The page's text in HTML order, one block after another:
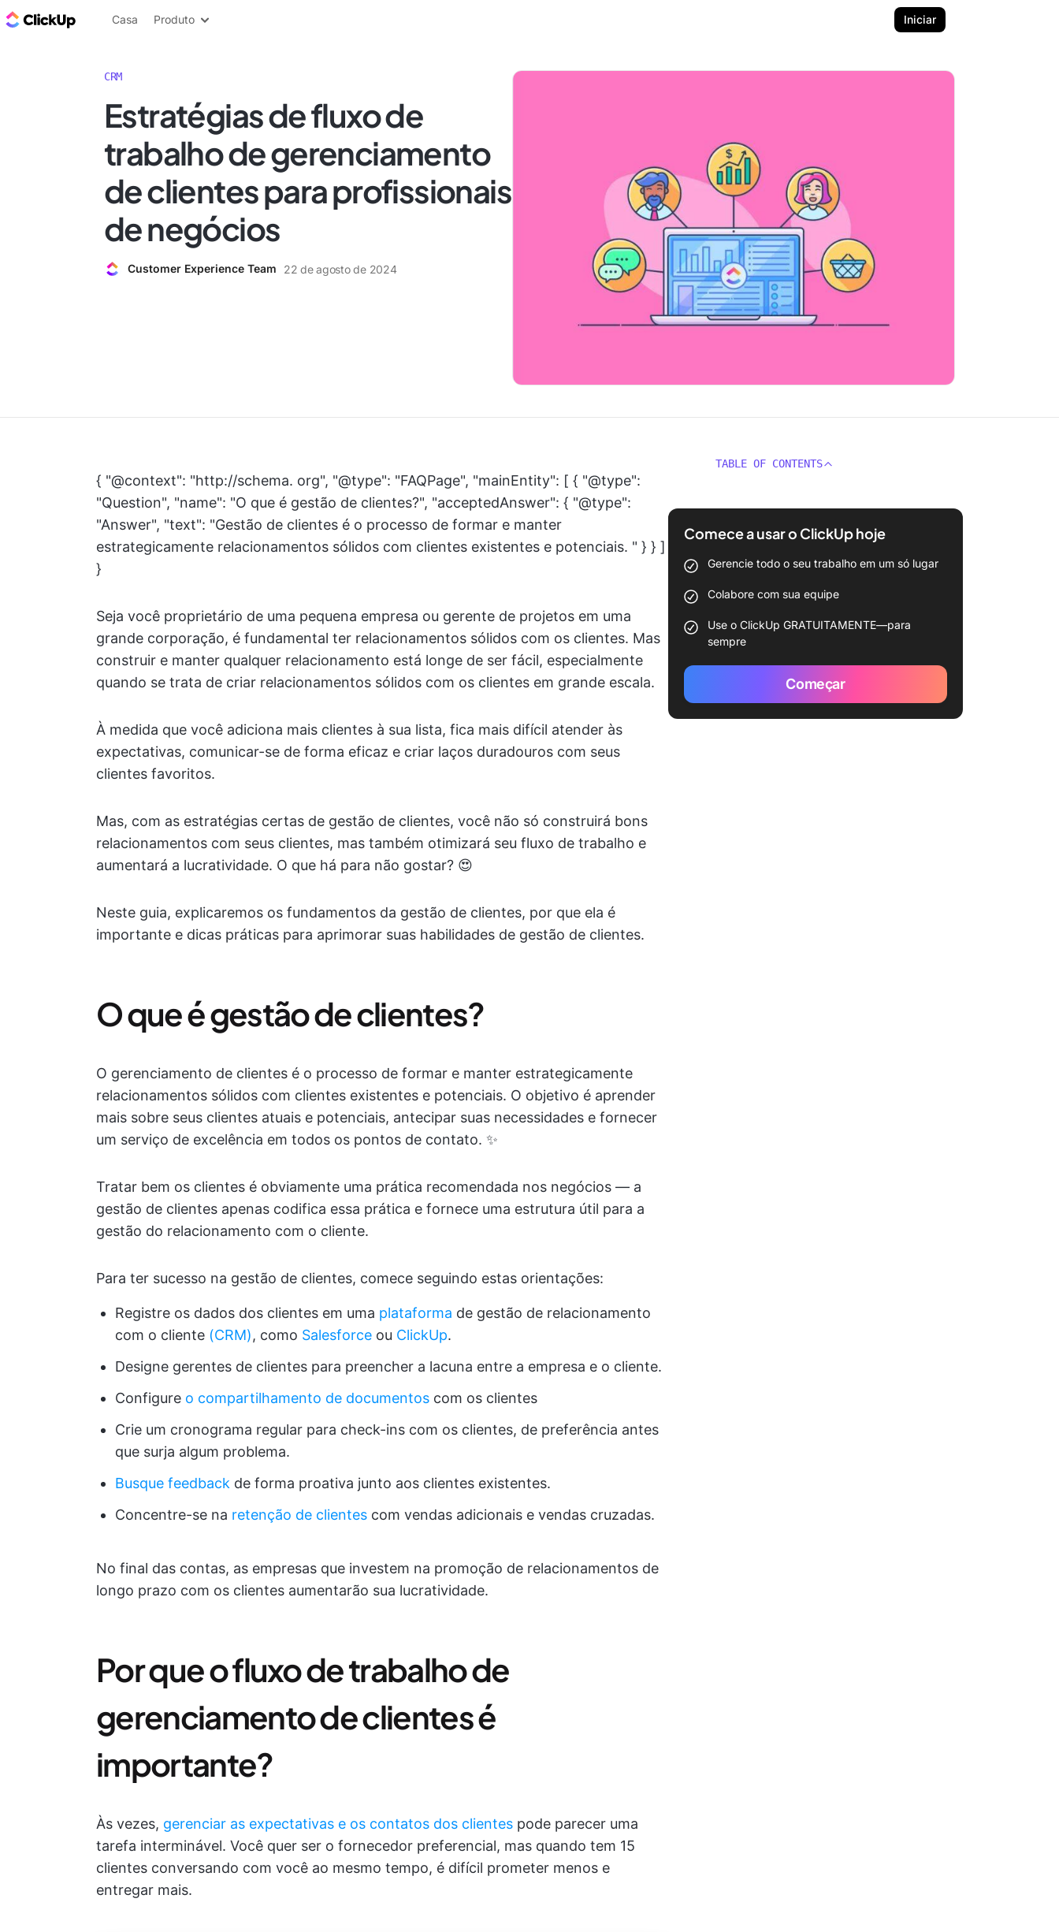
ClickUp Blogue
Casa Produto Iniciar
CRM
Estratégias de fluxo de
trabalho de gerenciamento
de clientes para profissionais
de negócios
Customer Experience Team 22 de agosto de 2024
{ "@context": "http://schema. org", "@type": "FAQPage", "mainEntity": [ { "@type":
"Question", "name": "O que é gestão de clientes?", "acceptedAnswer": { "@type":
"Answer", "text": "Gestão de clientes é o processo de formar e manter
estrategicamente relacionamentos sólidos com clientes existentes e potenciais. " } } ]
}
Seja você proprietário de uma pequena empresa ou gerente de projetos em uma
grande corporação, é fundamental ter relacionamentos sólidos com os clientes. Mas
construir e manter qualquer relacionamento está longe de ser fácil, especialmente
quando se trata de criar relacionamentos sólidos com os clientes em grande escala.
À medida que você adiciona mais clientes à sua lista, fica mais difícil atender às
expectativas, comunicar-se de forma eficaz e criar laços duradouros com seus
clientes favoritos.
Mas, com as estratégias certas de gestão de clientes, você não só construirá bons
relacionamentos com seus clientes, mas também otimizará seu fluxo de trabalho e
aumentará a lucratividade. O que há para não gostar? 😍
Neste guia, explicaremos os fundamentos da gestão de clientes, por que ela é
importante e dicas práticas para aprimorar suas habilidades de gestão de clientes.
O que é gestão de clientes?
O gerenciamento de clientes é o processo de formar e manter estrategicamente
relacionamentos sólidos com clientes existentes e potenciais. O objetivo é aprender
mais sobre seus clientes atuais e potenciais, antecipar suas necessidades e fornecer
um serviço de excelência em todos os pontos de contato. ✨
Tratar bem os clientes é obviamente uma prática recomendada nos negócios — a
gestão de clientes apenas codifica essa prática e fornece uma estrutura útil para a
gestão do relacionamento com o cliente.
Para ter sucesso na gestão de clientes, comece seguindo estas orientações:
Registre os dados dos clientes em uma plataforma de gestão de relacionamento
com o cliente (CRM), como Salesforce ou ClickUp.
Designe gerentes de clientes para preencher a lacuna entre a empresa e o cliente.
Configure o compartilhamento de documentos com os clientes
Crie um cronograma regular para check-ins com os clientes, de preferência antes
que surja algum problema.
Busque feedback de forma proativa junto aos clientes existentes.
Concentre-se na retenção de clientes com vendas adicionais e vendas cruzadas.
No final das contas, as empresas que investem na promoção de relacionamentos de
longo prazo com os clientes aumentarão sua lucratividade.
Por que o fluxo de trabalho de
gerenciamento de clientes é
importante?
Às vezes, gerenciar as expectativas e os contatos dos clientes pode parecer uma
tarefa interminável. Você quer ser o fornecedor preferencial, mas quando tem 15
clientes conversando com você ao mesmo tempo, é difícil prometer menos e
entregar mais.
TABLE OF CONTENTS
Comece a usar o ClickUp hoje
Gerencie todo o seu trabalho em um só lugar
Colabore com sua equipe
Use o ClickUp GRATUITAMENTE—para
sempre
Começar